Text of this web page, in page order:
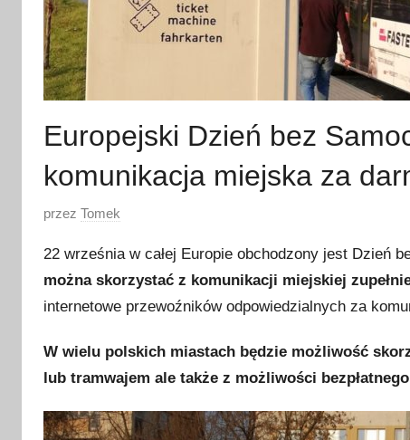
Europejski Dzień bez
komunikacja miejska za
O
u
b
l
k
o
a
przez Tomek
22 września w całej Europie obchodzony jest Dzień
można skorzystać z komunikacji miejskiej
internetowe przewoźników odpowiedzialnych za
W wielu polskich miastach będzie możliwość
lub tramwajem ale także z możliwości